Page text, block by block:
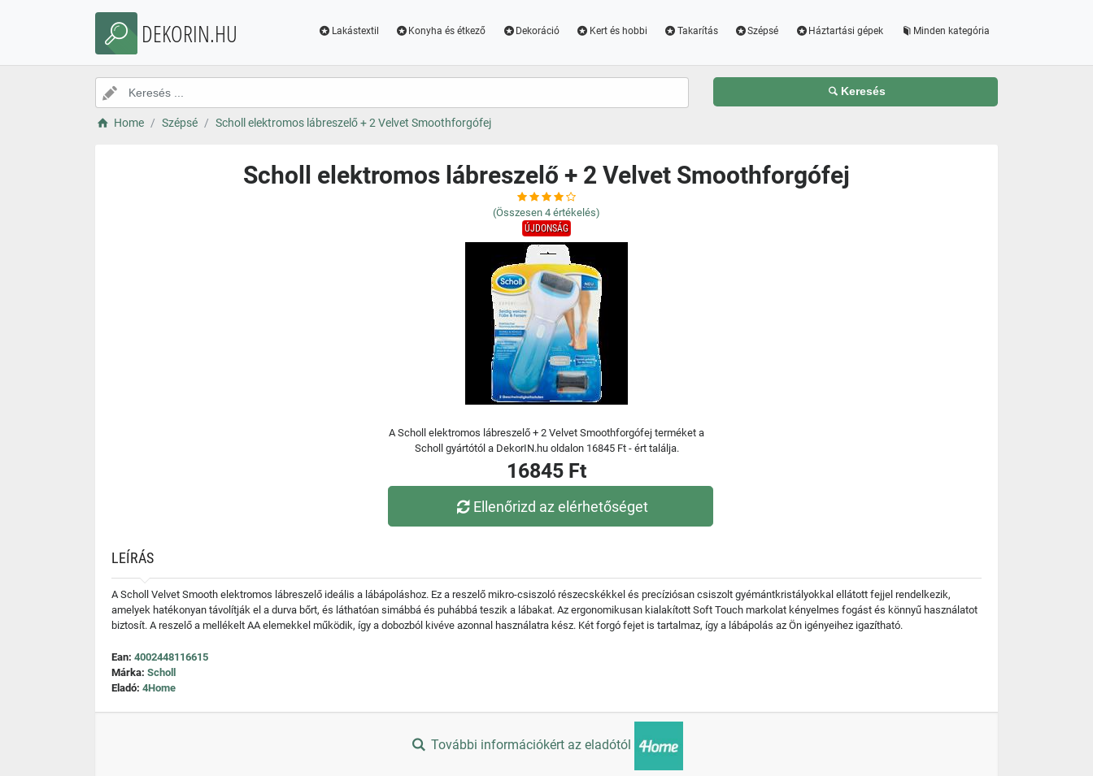
DEKORIN.HU Lakástextil Konyha és étkező Dekoráció Kert és hobbi Takarítás Szépsé Háztartási gépek Minden kategória
Keresés
Home Szépsé Scholl elektromos lábreszelő + 2 Velvet Smoothforgófej
Scholl elektromos lábreszelő + 2 Velvet Smoothforgófej
(Összesen 4 értékelés)
ÚJDONSÁG
A Scholl elektromos lábreszelő + 2 Velvet Smoothforgófej terméket a
Scholl gyártótól a DekorIN.hu oldalon 16845 Ft - ért találja.
16845 Ft
Ellenőrizd az elérhetőséget
LEÍRÁS
A Scholl Velvet Smooth elektromos lábreszelő ideális a lábápoláshoz. Ez a reszelő mikro-csiszoló részecskékkel és precíziósan csiszolt gyémántkristályokkal ellátott fejjel rendelkezik,
amelyek hatékonyan távolítják el a durva bőrt, és láthatóan simábbá és puhábbá teszik a lábakat. Az ergonomikusan kialakított Soft Touch markolat kényelmes fogást és könnyű használatot
biztosít. A reszelő a mellékelt AA elemekkel működik, így a dobozból kivéve azonnal használatra kész. Két forgó fejet is tartalmaz, így a lábápolás az Ön igényeihez igazítható.
Ean: 4002448116615
Márka: Scholl
Eladó: 4Home
További információkért az eladótól